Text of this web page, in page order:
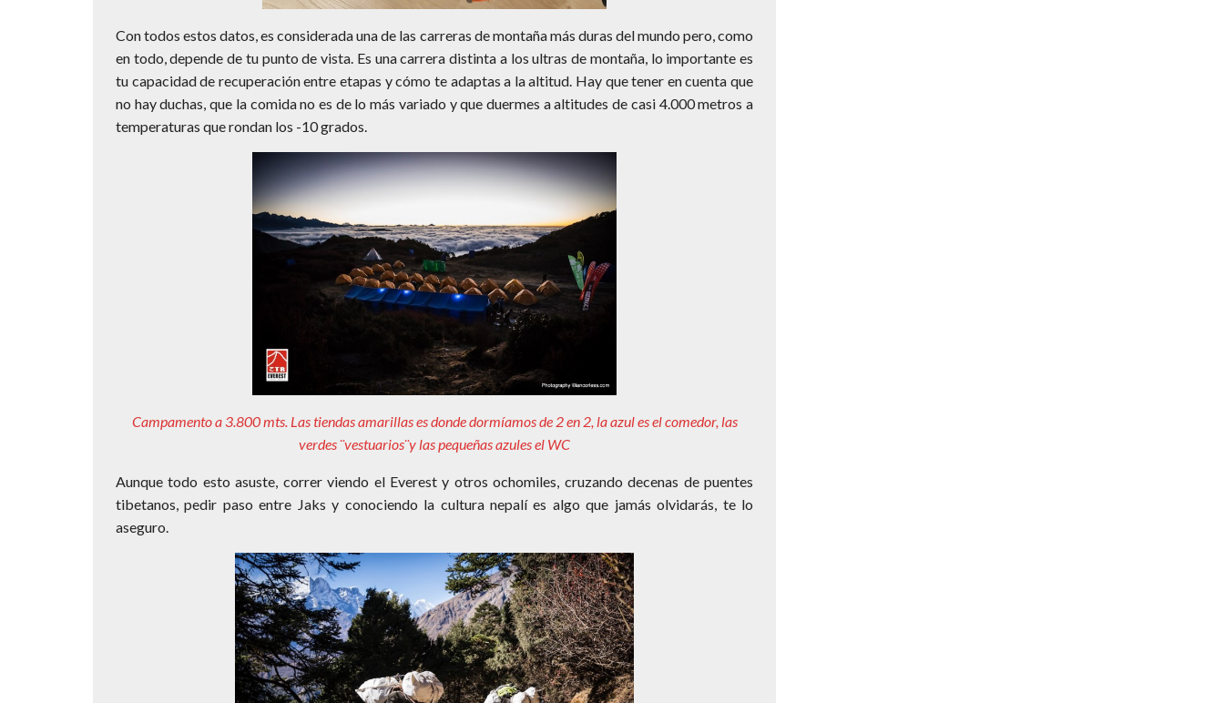
Con todos estos datos, es considerada una de las carreras de montaña más duras del mundo pero, como
en todo, depende de tu punto de vista. Es una carrera distinta a los ultras de montaña, lo importante es
tu capacidad de recuperación entre etapas y cómo te adaptas a la altitud. Hay que tener en cuenta que
no hay duchas, que la comida no es de lo más variado y que duermes a altitudes de casi 4.000 metros a
temperaturas que rondan los -10 grados.
Campamento a 3.800 mts. Las tiendas amarillas es donde dormíamos de 2 en 2, la azul es el comedor, las
verdes ¨vestuarios¨y las pequeñas azules el WC
Aunque todo esto asuste, correr viendo el Everest y otros ochomiles, cruzando decenas de puentes
tibetanos, pedir paso entre Jaks y conociendo la cultura nepalí es algo que jamás olvidarás, te lo
aseguro.